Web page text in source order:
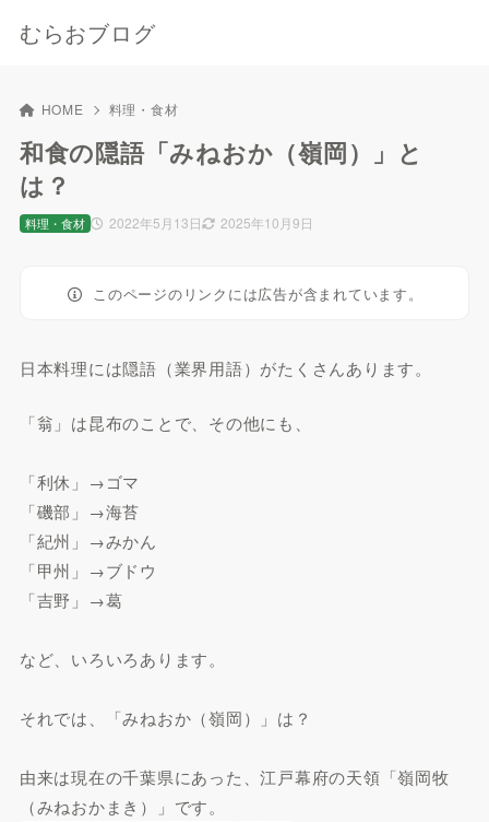
むらおブログ
HOME 料理・食材
和食の隠語「みねおか（嶺岡）」と
は？
2022年5月13日 2025年10月9日
料理・食材
このページのリンクには広告が含まれています。
日本料理には隠語（業界用語）がたくさんあります。
「翁」は昆布のことで、その他にも、
「利休」→ゴマ
「磯部」→海苔
「紀州」→みかん
「甲州」→ブドウ
「吉野」→葛
など、いろいろあります。
それでは、「みねおか（嶺岡）」は？
由来は現在の千葉県にあった、江戸幕府の天領「嶺岡牧
（みねおかまき）」です。